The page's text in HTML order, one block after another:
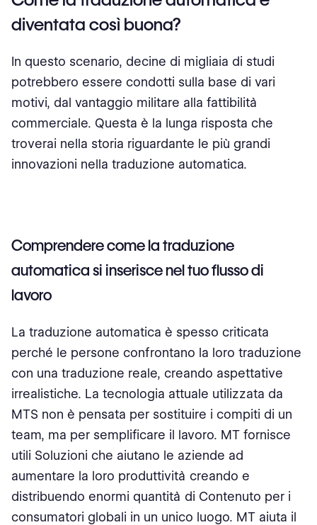
diventata così buona?
In questo scenario, decine di migliaia di studi
potrebbero essere condotti sulla base di vari
motivi, dal vantaggio militare alla fattibilità
commerciale. Questa è la lunga risposta che
troverai nella storia riguardante le più grandi
innovazioni nella traduzione automatica.
Comprendere come la traduzione
automatica si inserisce nel tuo flusso di
lavoro
La traduzione automatica è spesso criticata
perché le persone confrontano la loro traduzione
con una traduzione reale, creando aspettative
irrealistiche. La tecnologia attuale utilizzata da
MTS non è pensata per sostituire i compiti di un
team, ma per semplificare il lavoro. MT fornisce
utili Soluzioni che aiutano le aziende ad
aumentare la loro produttività creando e
distribuendo enormi quantità di Contenuto per i
consumatori globali in un unico luogo. MT aiuta il